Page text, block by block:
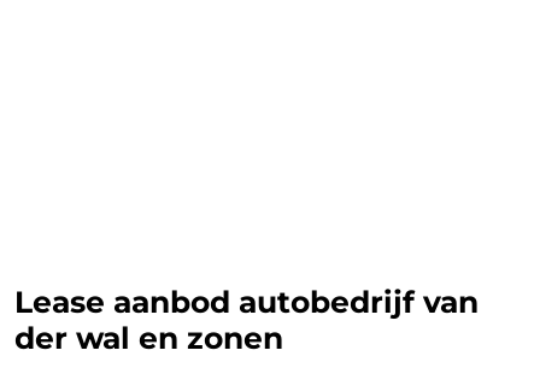
Lease aanbod autobedrijf van
der wal en zonen